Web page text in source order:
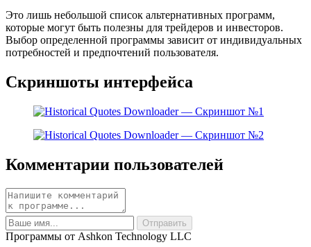
Это лишь небольшой список альтернативных программ,
которые могут быть полезны для трейдеров и инвесторов.
Выбор определенной программы зависит от индивидуальных
потребностей и предпочтений пользователя.
Скриншоты интерфейса
Комментарии пользователей
Программы от Ashkon Technology LLC